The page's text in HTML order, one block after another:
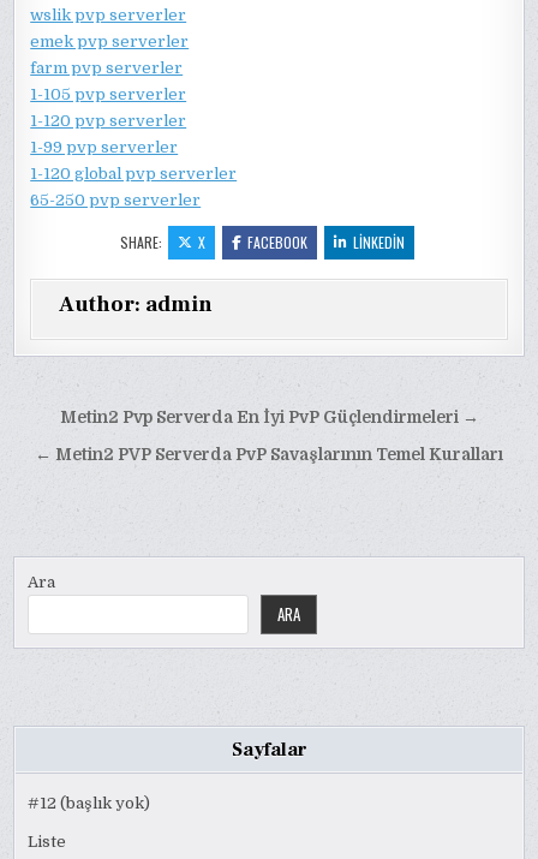
wslik pvp serverler
emek pvp serverler
farm pvp serverler
1-105 pvp serverler
1-120 pvp serverler
1-99 pvp serverler
1-120 global pvp serverler
65-250 pvp serverler
SHARE: X FACEBOOK LINKEDIN
Author: admin
Yazı
gezinmesi
Metin2 Pvp Serverda En İyi PvP Güçlendirmeleri →
← Metin2 PVP Serverda PvP Savaşlarının Temel Kuralları
Ara
ARA
Sayfalar
#12 (başlık yok)
Liste